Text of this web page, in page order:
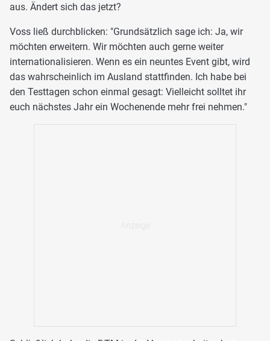
aus. Ändert sich das jetzt?
Voss ließ durchblicken: "Grundsätzlich sage ich: Ja, wir
möchten erweitern. Wir möchten auch gerne weiter
internationalisieren. Wenn es ein neuntes Event gibt, wird
das wahrscheinlich im Ausland stattfinden. Ich habe bei
den Testtagen schon einmal gesagt: Vielleicht solltet ihr
euch nächstes Jahr ein Wochenende mehr frei nehmen."